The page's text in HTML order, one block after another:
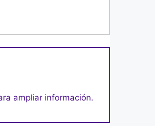
ampliar información.